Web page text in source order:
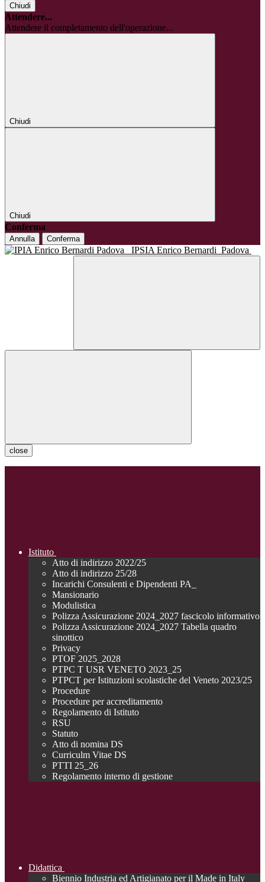
Chiudi
Attendere...
Attendere il completamento dell'operazione...
Chiudi
Chiudi
Conferma
Annulla Conferma
IPSIA Enrico Bernardi Padova
close
Istituto
Atto di indirizzo 2022/25
Atto di indirizzo 25/28
Incarichi Consulenti e Dipendenti PA_
Mansionario
Modulistica
Polizza Assicurazione 2024_2027 fascicolo informativo
Polizza Assicurazione 2024_2027 Tabella quadro
sinottico
Privacy
PTOF 2025_2028
PTPC T USR VENETO 2023_25
PTPCT per Istituzioni scolastiche del Veneto 2023/25
Procedure
Procedure per accreditamento
Regolamento di Istituto
RSU
Statuto
Atto di nomina DS
Curriculm Vitae DS
PTTI 25_26
Regolamento interno di gestione
Didattica
Biennio Industria ed Artigianato per il Made in Italy